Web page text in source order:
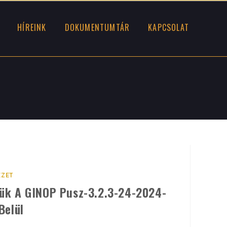
HÍREINK DOKUMENTUMTÁR KAPCSOLAT
A GINOP Pusz-3.2.3-24-2024-